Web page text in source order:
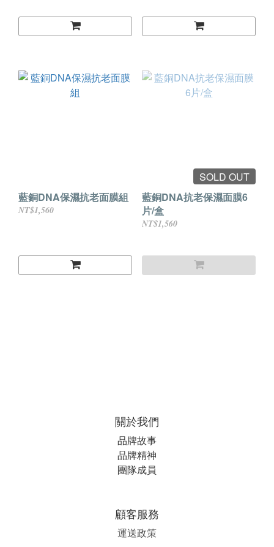
藍銅DNA保濕抗老面膜組
NT$1,560
SOLD OUT
藍銅DNA抗老保濕面膜6
片/盒
NT$1,560
關於我們
品牌故事
品牌精神
團隊成員
顧客服務
運送政策